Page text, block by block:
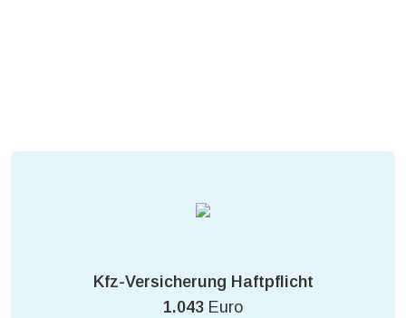
Kfz-Versicherung Haftpflicht
1.043 Euro